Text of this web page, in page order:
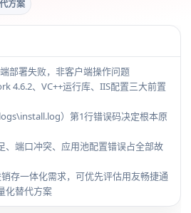
方案
部署失败，非客户端操作问题
4.6.2、VC++运行库、IIS配置三大前置
）第1行错误码决定根本原
、端口冲突、应用池配置错误占全部故
存一体化需求，可优先评估用友畅捷通
化替代方案